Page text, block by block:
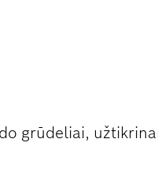
grūdeliai,